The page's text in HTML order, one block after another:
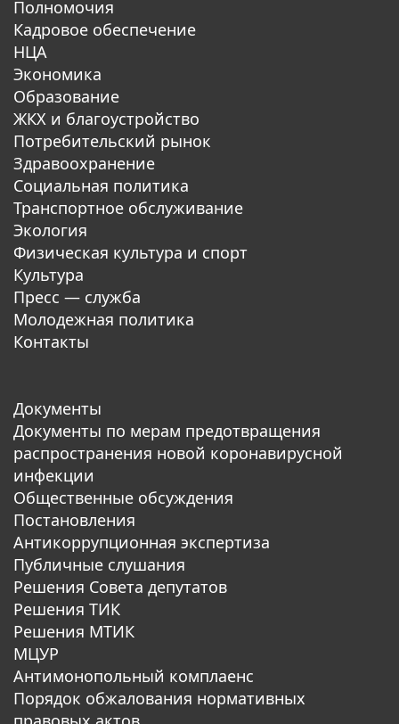
Полномочия
Кадровое обеспечение
НЦА
Экономика
Образование
ЖКХ и благоустройство
Потребительский рынок
Здравоохранение
Социальная политика
Транспортное обслуживание
Экология
Физическая культура и спорт
Культура
Пресс — служба
Молодежная политика
Контакты
Документы
Документы по мерам предотвращения
распространения новой коронавирусной
инфекции
Общественные обсуждения
Постановления
Антикоррупционная экспертиза
Публичные слушания
Решения Совета депутатов
Решения ТИК
Решения МТИК
МЦУР
Антимонопольный комплаенс
Порядок обжалования нормативных